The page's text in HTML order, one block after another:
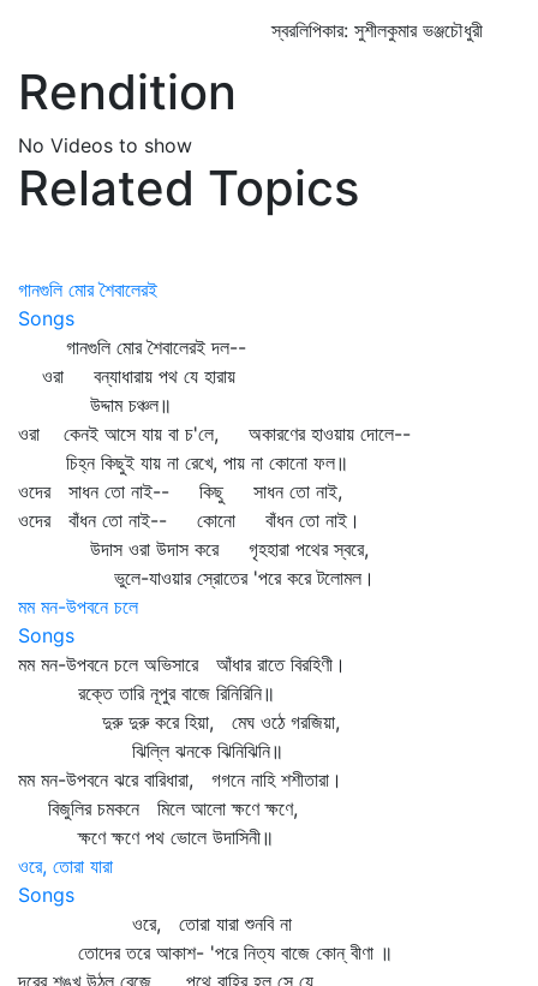
স্বরলিপিকার: সুশীলকুমার ভঞ্জচৌধুরী
Rendition
No Videos to show
Related Topics
গানগুলি মোর শৈবালেরই
Songs
গানগুলি মোর শৈবালেরই দল--
ওরা বন্যাধারায় পথ যে হারায়
উদ্দাম চঞ্চল॥
ওরা কেনই আসে যায় বা চ'লে, অকারণের হাওয়ায় দোলে--
চিহ্ন কিছুই যায় না রেখে, পায় না কোনো ফল॥
ওদের সাধন তো নাই-- কিছু সাধন তো নাই,
ওদের বাঁধন তো নাই-- কোনো বাঁধন তো নাই।
উদাস ওরা উদাস করে গৃহহারা পথের স্বরে,
ভুলে-যাওয়ার স্রোতের 'পরে করে টলোমল।
মম মন-উপবনে চলে
Songs
মম মন-উপবনে চলে অভিসারে আঁধার রাতে বিরহিণী।
রক্তে তারি নূপুর বাজে রিনিরিনি॥
দুরু দুরু করে হিয়া, মেঘ ওঠে গরজিয়া,
ঝিল্লি ঝনকে ঝিনিঝিনি॥
মম মন-উপবনে ঝরে বারিধারা, গগনে নাহি শশীতারা।
বিজুলির চমকনে মিলে আলো ক্ষণে ক্ষণে,
ক্ষণে ক্ষণে পথ ভোলে উদাসিনী॥
ওরে, তোরা যারা
Songs
ওরে, তোরা যারা শুনবি না
তোদের তরে আকাশ- 'পরে নিত্য বাজে কোন্‌ বীণা ॥
দূরের শঙ্খ উঠল বেজে, পথে বাহির হল সে যে,